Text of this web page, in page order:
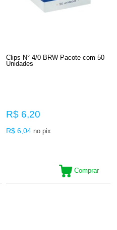
Clips N° 4/0 BRW Pacote com 50
Unidades
R$ 6,20
R$ 6,04 no pix
Comprar